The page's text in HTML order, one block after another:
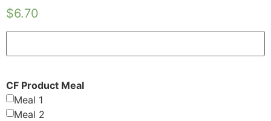
$6.70
CF Product Meal
Meal 1
Meal 2